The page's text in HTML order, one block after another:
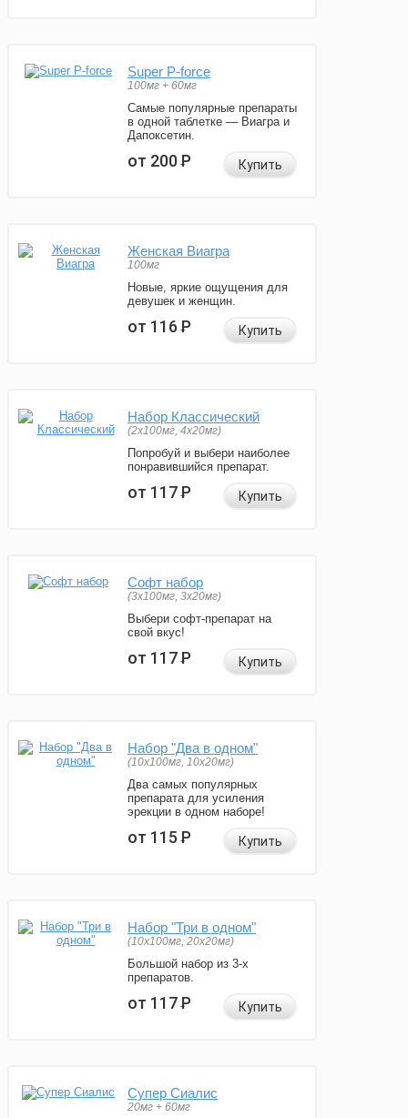
Super P-force
100мг + 60мг
Самые популярные препараты
в одной таблетке — Виагра и
Дапоксетин.
от 200Р Купить
Женская Виагра
100мг
Новые, яркие ощущения для
девушек и женщин.
от 116Р Купить
Набор Классический
(2x100мг, 4x20мг)
Попробуй и выбери наиболее
понравившийся препарат.
от 117Р Купить
Софт набор
(3x100мг, 3x20мг)
Выбери софт-препарат на
свой вкус!
от 117Р Купить
Набор "Два в одном"
(10x100мг, 10x20мг)
Два самых популярных
препарата для усиления
эрекции в одном наборе!
от 115Р Купить
Набор "Три в одном"
(10x100мг, 20x20мг)
Большой набор из 3-х
препаратов.
от 117Р Купить
Супер Сиалис
20мг + 60мг